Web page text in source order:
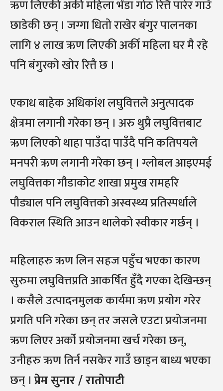
ऋण लिएकी अर्की महिला भेंडा गोठ रित्तै पारेर गाउँ
छाडेकी छन् । जग्गा धितो राखेर बंगुर पालनका
लागि ४ लाख ऋण लिएकी अर्की महिला घर मै रहे
पनि बंगुरको खोर रित्तै छ ।
एकाध बाहेक अधिकांश लघुवित्तले अनुत्पादक
क्षेत्रमा लगानी गरेका छन् । अरु थुप्रै लघुवित्तबाट
ऋण लिएको थाहा पाउँदा पाउँदै पनि कतिपयले
मनपरी ऋण लगानी गरेका छन् । ग्लोबल आइएमई
लघुवित्तका गौडाकोट शाखा प्रमुख रामहरि
पौड्याल पनि लघुवित्तको अस्वस्थ्य प्रतिस्पर्धाले
विकराल स्थिति आउन थालेको स्वीकार गर्छन् ।
महिलाहरु ऋण लिन सहज पहुँच भएका कारण
सुरुमा लघुवित्तप्रति आकर्षित हुँदै गएका देखिन्छन्
। कसैले उत्पादनमुलक कार्यमा ऋण प्रयोग गरेर
प्रगति पनि गरेका छन् तर जसले एउटा प्रयोजनमा
ऋण लिएर अर्को प्रयोजनमा खर्च गरेका छन्,
उनीहरु ऋण तिर्न नसकेर गाउँ छाड्न बाध्य भएका
छन् । प्रेम सुनार / राताेपाटी